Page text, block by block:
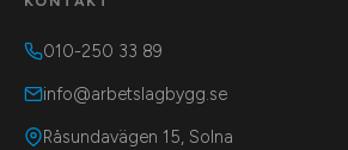
010-250 33 89
info@arbetslagbygg.se
Råsundavägen 15, Solna